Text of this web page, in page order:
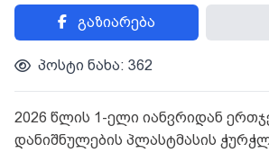
გაზიარება
პოსტი ნახა: 362
2026 წლის 1-ელი იანვრიდან
დანიშნულების პლასტმასის